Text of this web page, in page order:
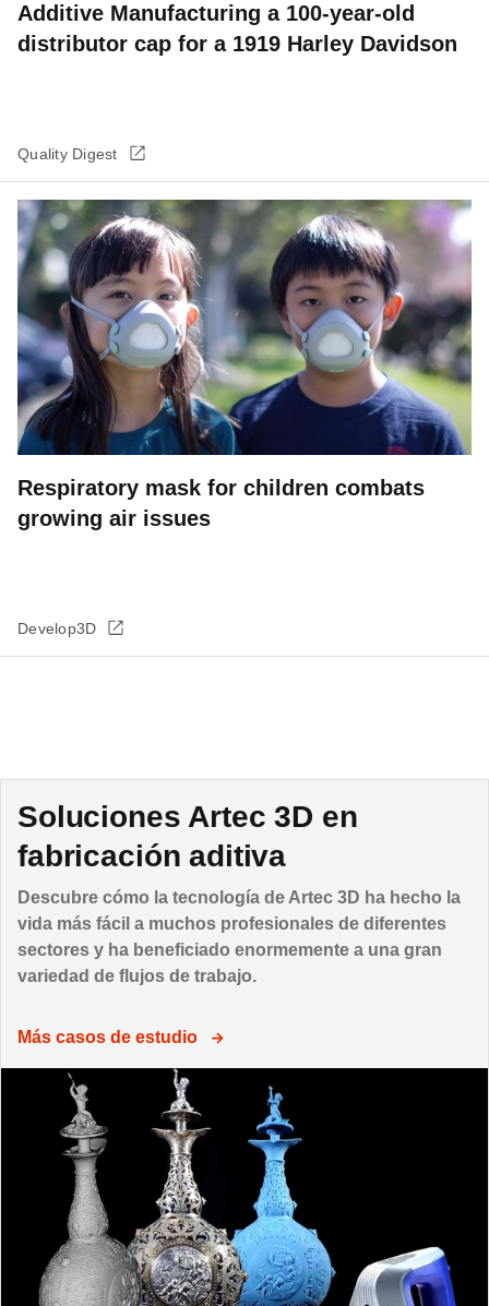
Additive Manufacturing a 100-year-old
distributor cap for a 1919 Harley Davidson
Quality Digest
Respiratory mask for children combats
growing air issues
Develop3D
Soluciones Artec 3D en
fabricación aditiva
Descubre cómo la tecnología de Artec 3D ha hecho la
vida más fácil a muchos profesionales de diferentes
sectores y ha beneficiado enormemente a una gran
variedad de flujos de trabajo.
Más casos de estudio